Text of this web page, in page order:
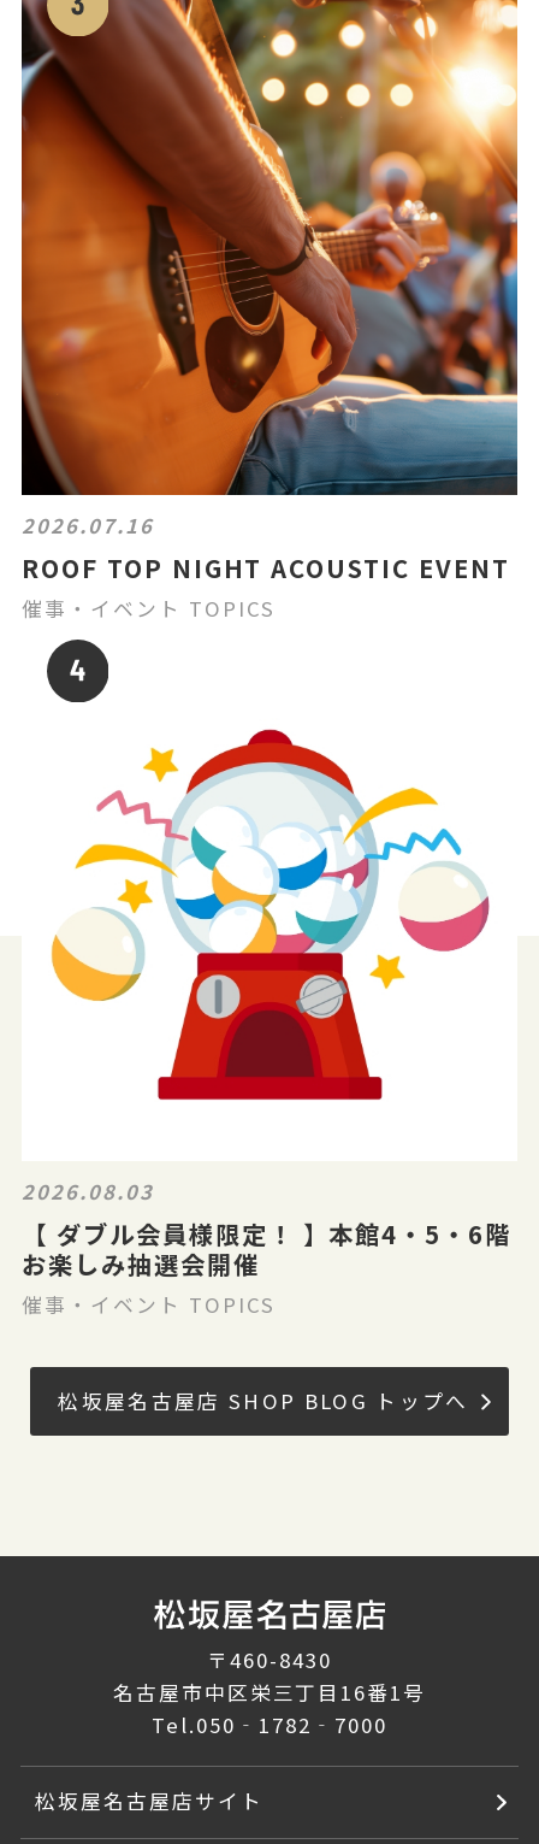
2026.07.16
ROOF TOP NIGHT ACOUSTIC EVENT
催事・イベント TOPICS
2026.08.03
【 ダブル会員様限定！ 】本館4・5・6階
お楽しみ抽選会開催
催事・イベント TOPICS
松坂屋名古屋店 SHOP BLOG トップへ
〒460-8430
名古屋市中区栄三丁目16番1号
Tel.050‐1782‐7000
松坂屋名古屋店サイト